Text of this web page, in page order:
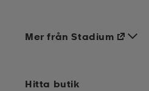
Mer från Stadium
Hitta butik